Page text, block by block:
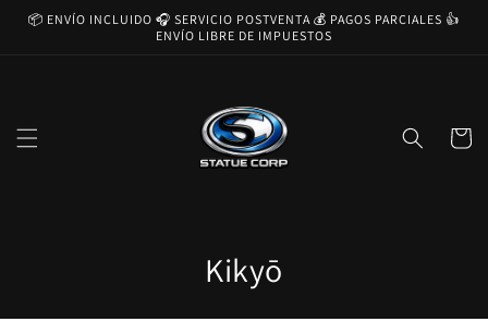
directamente
📦 ENVÍO INCLUIDO 🎧 SERVICIO POSTVENTA 💰 PAGOS PARCIALES 👍
ENVÍO LIBRE DE IMPUESTOS
Carrito
C
o
Kikyō